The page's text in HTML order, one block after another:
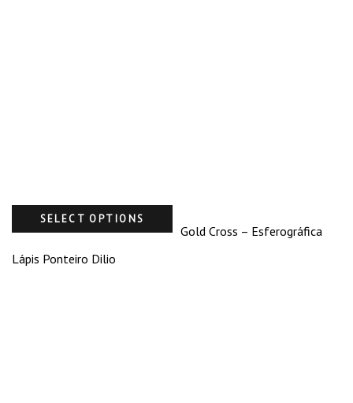
SELECT OPTIONS
Lápis Ponteiro Dilio
Gold Cross – Esferográfica